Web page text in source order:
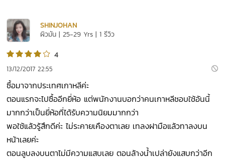
SHINJOHAN
ผิวมัน | 25-29 Yrs | 1 รีวิว
4
13/12/2017 22:55
ซื้อมาจากประเทศเกาหลีค่ะ
ตอนแรกจะไปซื้ออีกยี่ห้อ แต่พนักงานบอกว่าคนเกาหลีชอบใช้อันนี้
มากกว่าเป็นยี่ห้อที่ได้รับความนิยมมากกว่า
พอใช้แล้วรู้สึกดีค่ะ ไม่ระคายเคืองตาเลย เทลงฝามือแล้วทาลงบน
หน้าเลยค่ะ
ตอนลูบลงบนตาไม่มีความแสบเลย ตอนล้างน้ำเปล่ายังแสบกว่าอีก